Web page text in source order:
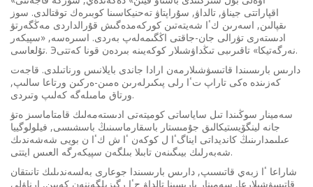
اقپاراتتى جيناۋ, تالداۋ, سۇراپتاۋ تەحنيكاسىنا كوبىرەك توقتالدى. سوز
ىقپالىن, اسەرىن كٴا شەيتەتىن كوركەمدەگىش قۇرالداردى مەڭگەرتۋ
ادىستەرى تۋرالى جان-جاقتى اڭگىمەلەپ بەردى. اسىرەسە, «سپيكەر
تۇلعاسى. Эنەرگەتيكا» تاقىرىبى تىڭداۋشىلار كوكەيىنە بىردەن قونا كەتتى.
دارىس بارىسىندا قاتىسۋشىلارمەن ارادا جاندى بايلانىس ورناتىلدى. قاجەت
كەزىندە ەكى تاراپ تٴا رلى پىكىرلەرىن ەمىن-ەركىن ورتاعا سالىپ,
ورتاق مامىلەگە كەلىپ وتىردى.
سەمينار سوڭىندا تىل ساياساتى كوميتەتى ادىستەمەلىك قامتاماسىز ەتۋ
جانە لينگۆيستيكالىق جۇمىستار باسقارماسىنىڭ باسشىسى, فيلولوگييا
عىلىمدارىنىڭ كانديداتى ايناگٴا ل كوكەن ٴا ش كٴا ن بويى شەشەندىك
شەبەرلىك بيىگىنەن تابىلا بىلگەن سپيكەرگە العىس ايتتى.
شاراعا ٴا زبەي قاتىسىپ, دارىس بارىسىندا جوعارى بەلسەندىلىك تانىتقان
قاتىسۋشىلارعا, سەمينار بارىسىنا تالداۋ جٴا رگىزىلگەننەن كەيىن, ارناۋلى